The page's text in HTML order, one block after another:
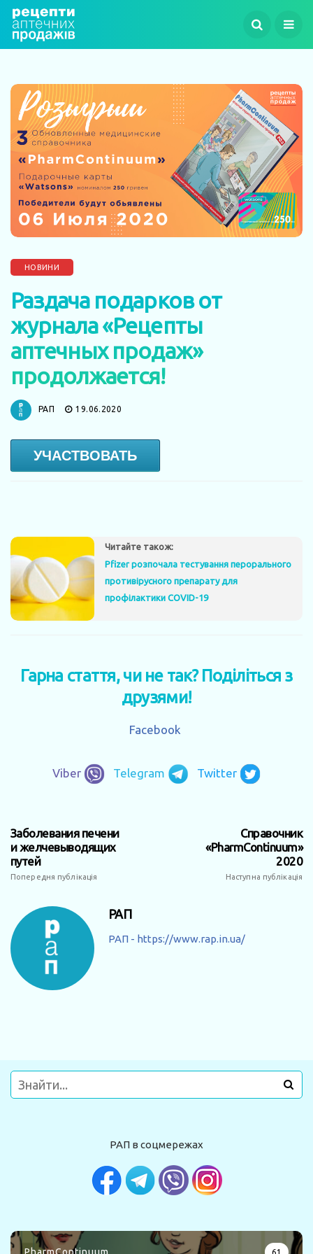
НОВИНИ
Раздача подарков от
журнала «Рецепты
аптечных продаж»
продолжается!
РАП 19.06.2020
УЧАСТВОВАТЬ
Читайте також:
Pfizer розпочала тестування перорального
противірусного препарату для
профілактики COVID-19
Гарна стаття, чи не так? Поділіться з
друзями!
Facebook
Viber Telegram Twitter
Заболевания печени
и желчевыводящих
путей
Попередня публікація
Справочник
«PharmContinuum»
2020
Наступна публікація
РАП
РАП - https://www.rap.in.ua/
РАП в соцмережах